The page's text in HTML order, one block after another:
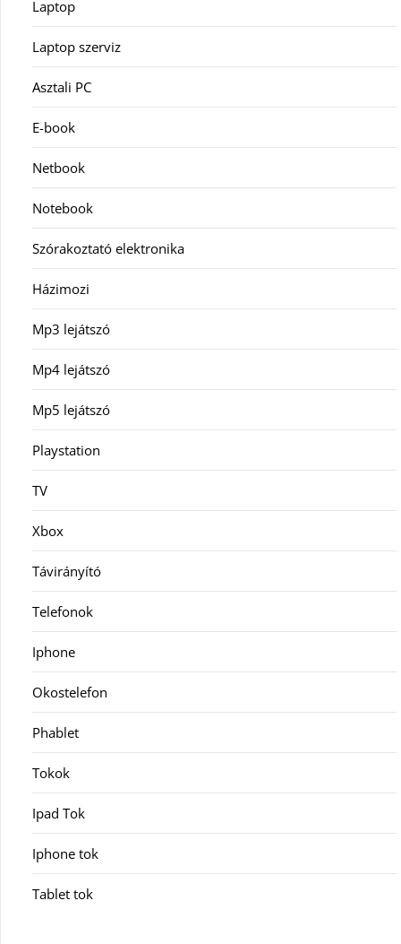
Laptop
Laptop szerviz
Asztali PC
E-book
Netbook
Notebook
Szórakoztató elektronika
Házimozi
Mp3 lejátszó
Mp4 lejátszó
Mp5 lejátszó
Playstation
TV
Xbox
Távirányító
Telefonok
Iphone
Okostelefon
Phablet
Tokok
Ipad Tok
Iphone tok
Tablet tok